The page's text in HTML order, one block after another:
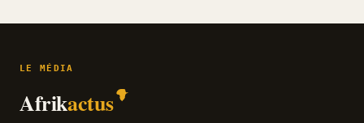
LE MÉDIA
Afrikactus